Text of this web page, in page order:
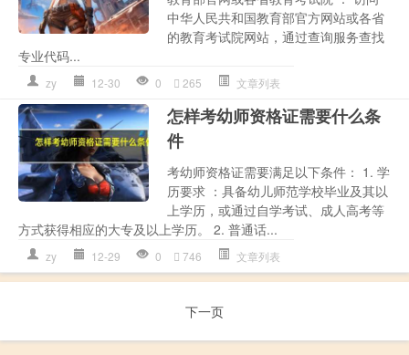
中华人民共和国教育部官方网站或各省
的教育考试院网站，通过查询服务查找
专业代码...
zy 12-30 0 265 文章列表
怎样考幼师资格证需要什么条
件
考幼师资格证需要满足以下条件： 1. 学
历要求 ：具备幼儿师范学校毕业及其以
上学历，或通过自学考试、成人高考等
方式获得相应的大专及以上学历。 2. 普通话...
zy 12-29 0 746 文章列表
下一页